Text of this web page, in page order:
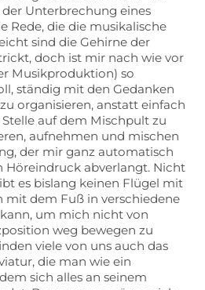
Unterbrechung eines
Rede, die die musikalische
sind die Gehirne der
doch ist mir nach wie vor
Musikproduktion) so
ständig mit den Gedanken
organisieren, anstatt einfach
auf dem Mischpult zu
aufnehmen und mischen
der mir ganz automatisch
Höreindruck abverlangt. Nicht
es bislang keinen Flügel mit
mit dem Fuß in verschiedene
um mich nicht von
weg bewegen zu
viele von uns auch das
die man wie ein
sich alles an seinem